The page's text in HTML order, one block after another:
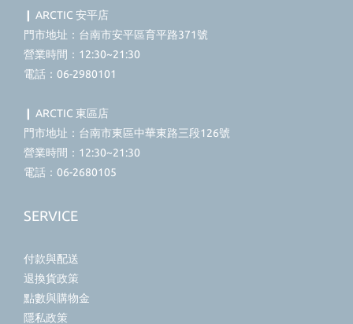
❙ ARCTIC 安平店
門市地址：台南市安平區育平路371號
營業時間：12:30~21:30
電話：06-2980101
❙ ARCTIC 東區店
門市地址：台南市東區中華東路三段126號
營業時間：12:30~21:30
電話：06-2680105
SERVICE
付款與配送
退換貨政策
點數與購物金
隱私政策